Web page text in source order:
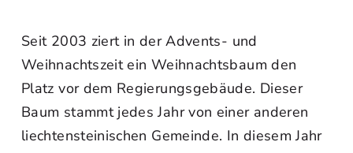
Seit 2003 ziert in der Advents- und
Weihnachtszeit ein Weihnachtsbaum den
Platz vor dem Regierungsgebäude. Dieser
Baum stammt jedes Jahr von einer anderen
liechtensteinischen Gemeinde. In diesem Jahr